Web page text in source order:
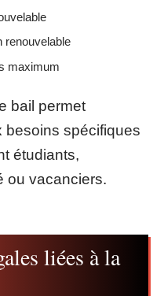
renouvelable
maximum
bail permet
besoins spécifiques
étudiants,
ou vacanciers.
liées à la